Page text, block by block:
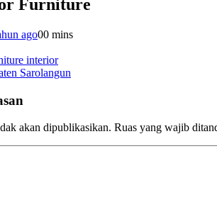
Furniture
ago00 mins
interior
Sarolangun
akan dipublikasikan. Ruas yang wajib